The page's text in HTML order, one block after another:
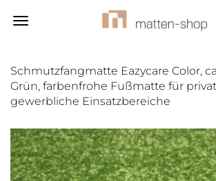
Schmutzfangmatte Eazycare Color,
Grün, farbenfrohe Fußmatte für
gewerbliche Einsatzbereiche